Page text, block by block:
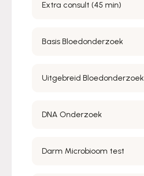
Extra consult (45 min)
Basis Bloedonderzoek
Uitgebreid Bloedonderzoek
DNA Onderzoek
Darm Microbioom test